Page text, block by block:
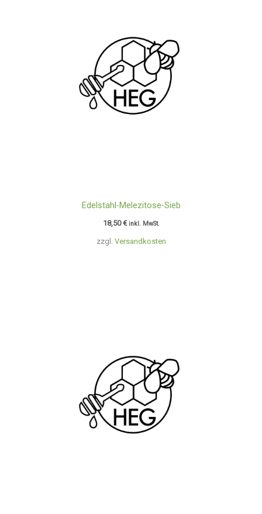
zzgl. Versandkosten
Edelstahl-Melezitose-Sieb
18,50€ inkl. MwSt.